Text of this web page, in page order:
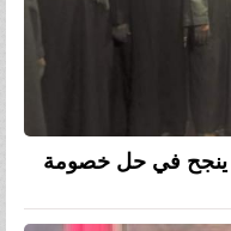
ينجح في حل خصومة